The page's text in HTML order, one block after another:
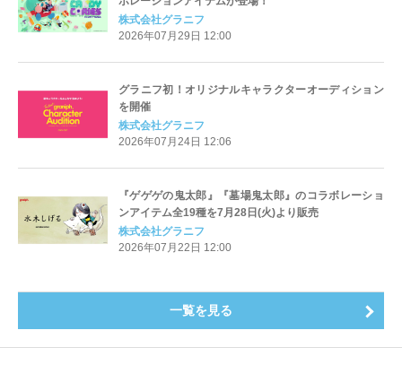
株式会社グラニフ
2026年07月29日 12:00
グラニフ初！オリジナルキャラクターオーディション
を開催
株式会社グラニフ
2026年07月24日 12:06
『ゲゲゲの鬼太郎』『墓場鬼太郎』のコラボレーショ
ンアイテム全19種を7月28日(火)より販売
株式会社グラニフ
2026年07月22日 12:00
一覧を見る